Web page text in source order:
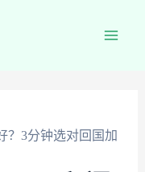
？3分钟选对回国加